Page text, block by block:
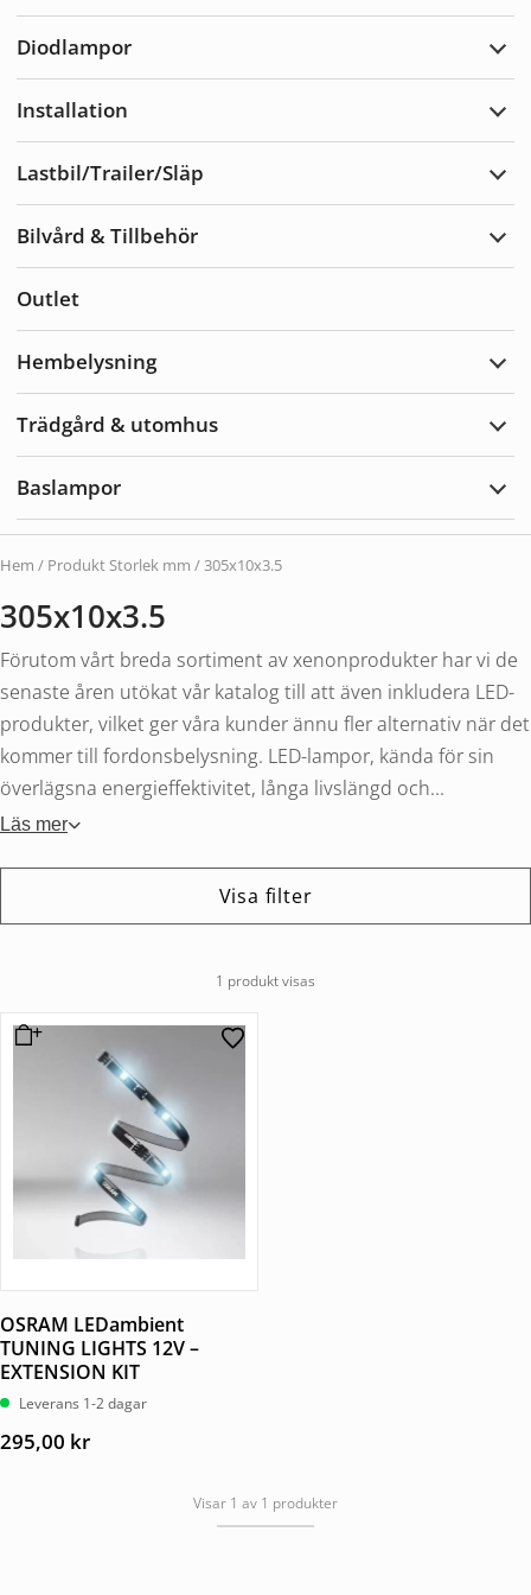
Diodlampor
Installation
Lastbil/Trailer/Släp
Bilvård & Tillbehör
Outlet
Hembelysning
Trädgård & utomhus
Baslampor
Hem / Produkt Storlek mm / 305x10x3.5
305x10x3.5
Förutom vårt breda sortiment av xenonprodukter har vi de
senaste åren utökat vår katalog till att även inkludera LED-
produkter, vilket ger våra kunder ännu fler alternativ när det
kommer till fordonsbelysning. LED-lampor, kända för sin
överlägsna energieffektivitet, långa livslängd och...
Läs mer
Visa filter
1 produkt visas
OSRAM LEDambient
TUNING LIGHTS 12V –
EXTENSION KIT
Leverans 1-2 dagar
295,00 kr
Visar 1 av 1 produkter